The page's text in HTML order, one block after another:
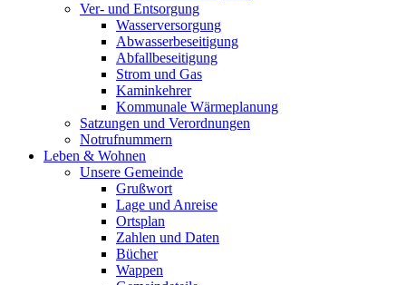
Ver- und Entsorgung
Wasserversorgung
Abwasserbeseitigung
Abfallbeseitigung
Strom und Gas
Kaminkehrer
Kommunale Wärmeplanung
Satzungen und Verordnungen
Notrufnummern
Leben & Wohnen
Unsere Gemeinde
Grußwort
Lage und Anreise
Ortsplan
Zahlen und Daten
Bücher
Wappen